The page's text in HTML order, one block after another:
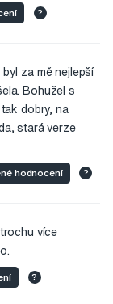
?
za mě nejlepší
Bohužel s
dobry, na
stará verze
hodnocení ?
více
?